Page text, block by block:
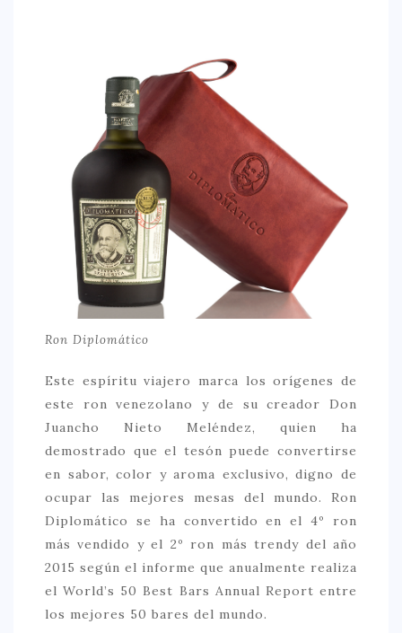
Ron Diplomático
Este espíritu viajero marca los orígenes de
este ron venezolano y de su creador Don
Juancho Nieto Meléndez, quien ha
demostrado que el tesón puede convertirse
en sabor, color y aroma exclusivo, digno de
ocupar las mejores mesas del mundo. Ron
Diplomático se ha convertido en el 4º ron
más vendido y el 2º ron más trendy del año
2015 según el informe que anualmente realiza
el World’s 50 Best Bars Annual Report entre
los mejores 50 bares del mundo.